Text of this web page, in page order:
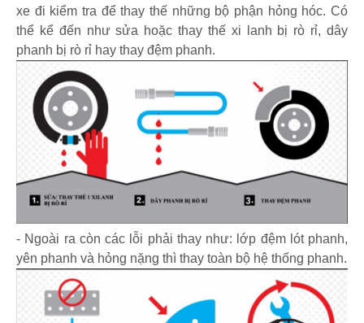
xe đi kiểm tra để thay thế những bộ phận hỏng hóc. Có
thể kể đến như sửa hoặc thay thế xi lanh bị rò rỉ, dây
phanh bị rò rỉ hay thay đệm phanh.
- Ngoài ra còn các lỗi phải thay như: lớp đệm lót phanh,
yên phanh và hỏng nặng thì thay toàn bộ hệ thống phanh.